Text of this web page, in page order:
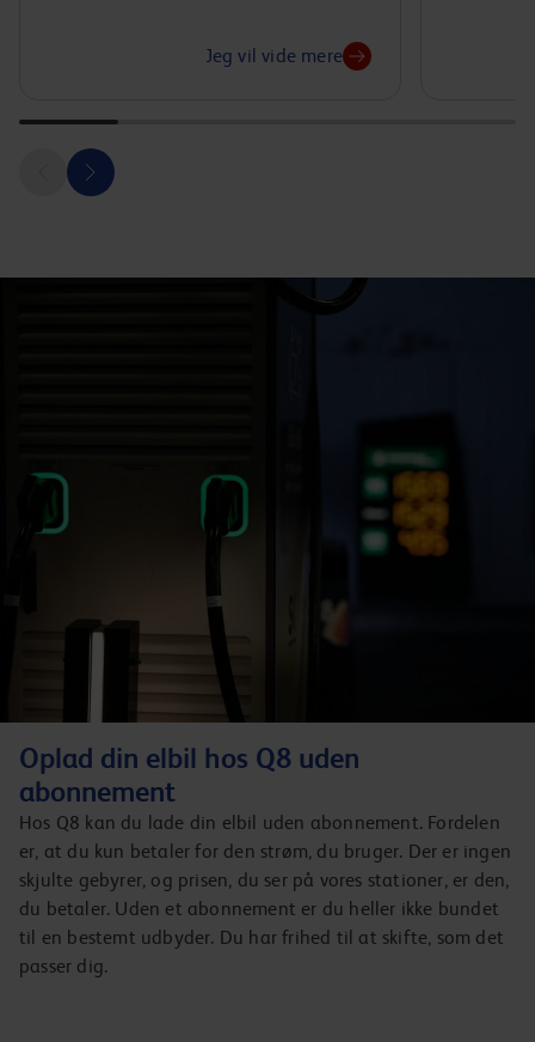
Jeg vil vide mere
Oplad din elbil hos Q8 uden
abonnement
Hos Q8 kan du lade din elbil uden abonnement. Fordelen
er, at du kun betaler for den strøm, du bruger. Der er ingen
skjulte gebyrer, og prisen, du ser på vores stationer, er den,
du betaler. Uden et abonnement er du heller ikke bundet
til en bestemt udbyder. Du har frihed til at skifte, som det
passer dig.